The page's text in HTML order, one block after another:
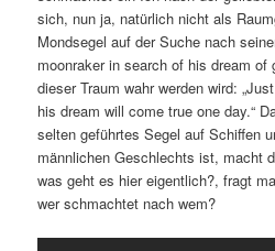
sich, nun ja, natürlich nicht als
Mondsegel auf der Suche nach
moonraker in search of his dream of
dieser Traum wahr werden wird:
his dream will come true one day.“
selten geführtes Segel auf Schiffen
männlichen Geschlechts ist, macht
was geht es hier eigentlich?, fragt
wer schmachtet nach wem?